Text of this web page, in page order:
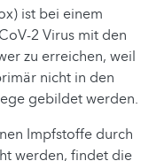
ist bei einem
2 Virus mit den
zu erreichen, weil
nicht in den
gebildet werden.
Impfstoffe durch
werden, findet die